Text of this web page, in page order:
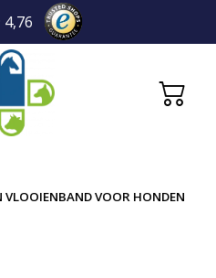
VLOOIENBAND VOOR HONDEN